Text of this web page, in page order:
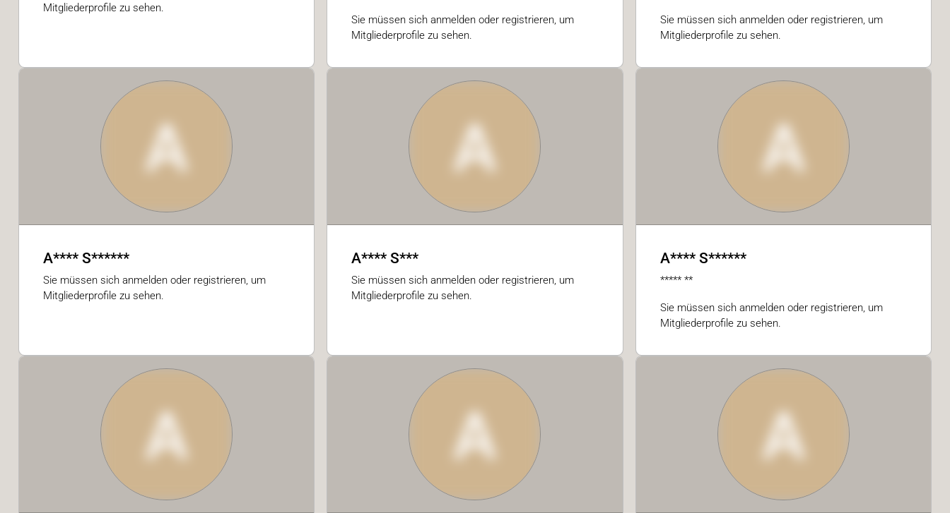
Mitgliederprofile zu sehen.
Sie müssen sich anmelden oder registrieren, um
Mitgliederprofile zu sehen.
Sie müssen sich anmelden oder registrieren, um
Mitgliederprofile zu sehen.
A
A**** S******
Sie müssen sich anmelden oder registrieren, um
Mitgliederprofile zu sehen.
A
A**** S***
Sie müssen sich anmelden oder registrieren, um
Mitgliederprofile zu sehen.
A
A**** S******
***** **
Sie müssen sich anmelden oder registrieren, um
Mitgliederprofile zu sehen.
A A A